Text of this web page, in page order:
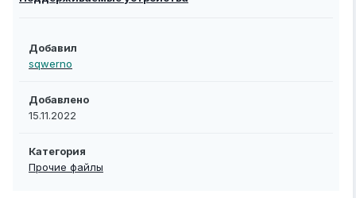
Добавил
sqwerno
Добавлено
15.11.2022
Категория
Прочие файлы